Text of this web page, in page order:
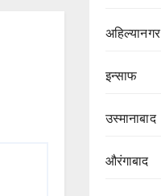
अहिल्यानगर
इन्साफ
उस्मानाबाद
औरंगाबाद